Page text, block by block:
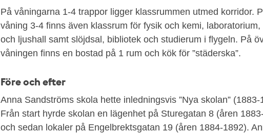
På våningarna 1-4 trappor ligger klassrummen utmed korridor.
våning 3-4 finns även klassrum för fysik och kemi, laboratorium,
och ljushall samt slöjdsal, bibliotek och studierum i flygeln. På
våningen finns en bostad på 1 rum och kök för ”städerska”.
Före och efter
Anna Sandströms skola hette inledningsvis ”Nya skolan” (1883-
Från start hyrde skolan en lägenhet på Sturegatan 8 (åren
och sedan lokaler på Engelbrektsgatan 19 (åren 1884-1892).